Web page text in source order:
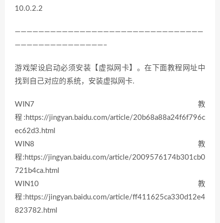
10.0.2.2
————————————————————————————————
———————————————–
游戏架设启动必须安装【虚拟网卡】。在下面教程网址中
找到自己对应的系统，安装虚拟网卡.
WIN7教
程:https://jingyan.baidu.com/article/20b68a88a24f6f796c
ec62d3.html
WIN8教
程:https://jingyan.baidu.com/article/2009576174b301cb0
721b4ca.html
WIN10教
程:https://jingyan.baidu.com/article/ff411625ca330d12e4
823782.html